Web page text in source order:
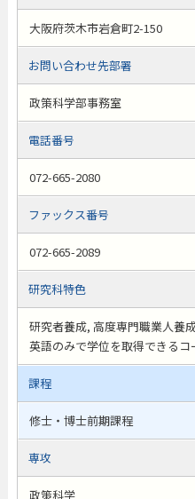
大阪府茨木市岩倉町2-150
お問い合わせ先部署
政策科学部事務室
電話番号
072-665-2080
ファックス番号
072-665-2089
研究科特色
研究者養成, 高度専門職業人養
英語のみで学位を取得できるコ
課程
修士・博士前期課程
専攻
政策科学